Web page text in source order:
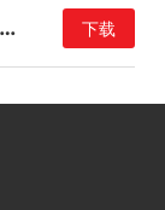
捷宝K268扳扣三脚架使用说明书 下载